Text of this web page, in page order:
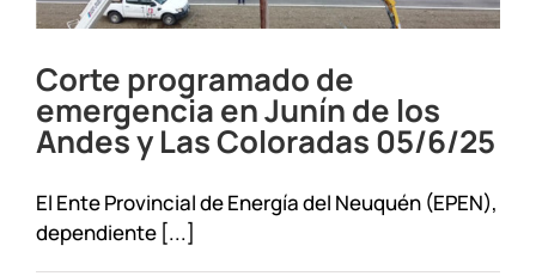
Corte programado de
emergencia en Junín de los
Andes y Las Coloradas 05/6/25
El Ente Provincial de Energía del Neuquén (EPEN),
dependiente [...]